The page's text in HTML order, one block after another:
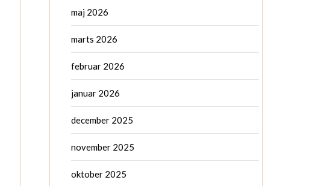
maj 2026
marts 2026
februar 2026
januar 2026
december 2025
november 2025
oktober 2025